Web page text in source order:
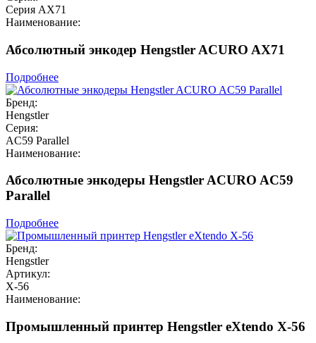
Серия AX71
Наименование:
Абсолютный энкодер Hengstler ACURO AX71
Подробнее
Бренд:
Hengstler
Серия:
AC59 Parallel
Наименование:
Абсолютные энкодеры Hengstler ACURO AC59
Parallel
Подробнее
Бренд:
Hengstler
Артикул:
X-56
Наименование:
Промышленный принтер Hengstler eXtendo X-56